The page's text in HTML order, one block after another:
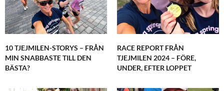
10 TJEJMILEN-STORYS – FRÅN
MIN SNABBASTE TILL DEN
BÄSTA?
RACE REPORT FRÅN
TJEJMILEN 2024 – FÖRE,
UNDER, EFTER LOPPET